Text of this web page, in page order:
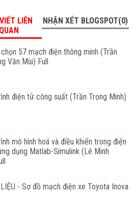
LIÊN
QUAN
NHẬN XÉT BLOGSPOT(0)
57 mạch điện thông minh (Trần
Văn Mùi) Full
điện tử công suất (Trần Trọng Minh)
mô hình hoá và điều khiển trong điện
dụng Matlab-Simulink (Lê Minh
- Sơ đồ mạch điện xe Toyota Inova